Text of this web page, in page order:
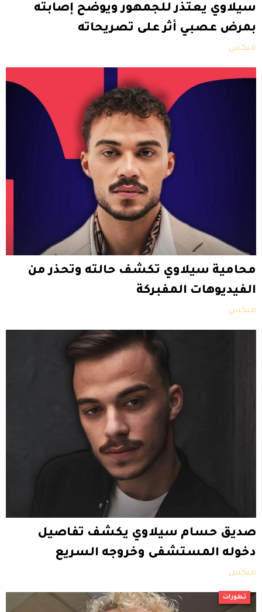
سيلاوي يعتذر للجمهور ويوضح إصابته
بمرض عصبي أثر على تصريحاته
ميكس
محامية سيلاوي تكشف حالته وتحذر من
الفيديوهات المفبركة
ميكس
صديق حسام سيلاوي يكشف تفاصيل
دخوله المستشفى وخروجه السريع
ميكس
تطورات